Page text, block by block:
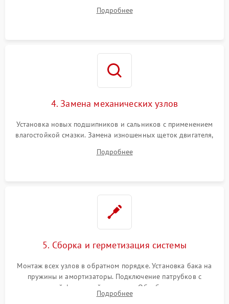
Восстановление целостности проводки и контактов.
Подробнее
4. Замена механических узлов
Установка новых подшипников и сальников с применением
влагостойкой смазки. Замена изношенных щеток двигателя,
или поврежденной резиновой манжеты.
Подробнее
5. Сборка и герметизация системы
Монтаж всех узлов в обратном порядке. Установка бака на
пружины и амортизаторы. Подключение патрубков с
надежной фиксацией хомутами. Обработка стыков
герметиком для предотвращения возможных протечек воды.
Подробнее